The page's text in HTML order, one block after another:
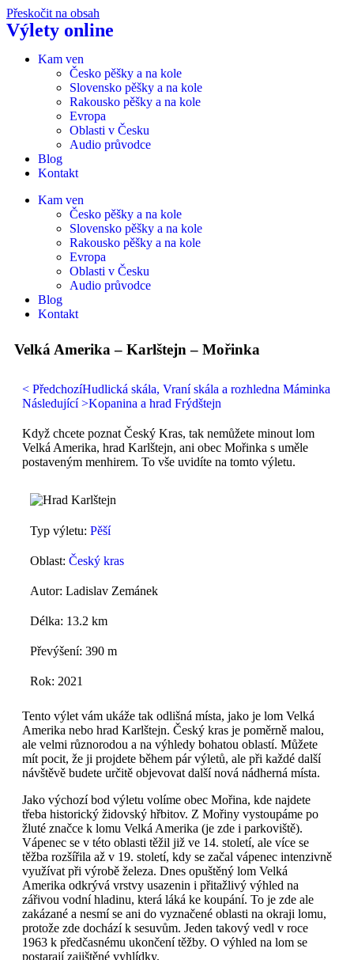
Přeskočit na obsah
Výlety online
Kam ven
Česko pěšky a na kole
Slovensko pěšky a na kole
Rakousko pěšky a na kole
Evropa
Oblasti v Česku
Audio průvodce
Blog
Kontakt
Kam ven
Česko pěšky a na kole
Slovensko pěšky a na kole
Rakousko pěšky a na kole
Evropa
Oblasti v Česku
Audio průvodce
Blog
Kontakt
Velká Amerika – Karlštejn – Mořinka
< PředchozíHudlická skála, Vraní skála a rozhledna Máminka
Následující >Kopanina a hrad Frýdštejn
Když chcete poznat Český Kras, tak nemůžete minout lom
Velká Amerika, hrad Karlštejn, ani obec Mořinka s uměle
postaveným menhirem. To vše uvidíte na tomto výletu.
Typ výletu: Pěší
Oblast: Český kras
Autor: Ladislav Zemánek
Délka: 13.2 km
Převýšení: 390 m
Rok: 2021
Tento výlet vám ukáže tak odlišná místa, jako je lom Velká
Amerika nebo hrad Karlštejn. Český kras je poměrně malou,
ale velmi různorodou a na výhledy bohatou oblastí. Můžete
mít pocit, že ji projdete během pár výletů, ale při každé další
návštěvě budete určitě objevovat další nová nádherná místa.
Jako výchozí bod výletu volíme obec Mořina, kde najdete
třeba historický židovský hřbitov. Z Mořiny vystoupáme po
žluté značce k lomu Velká Amerika (je zde i parkoviště).
Vápenec se v této oblasti těžil již ve 14. století, ale více se
těžba rozšířila až v 19. století, kdy se začal vápenec intenzivně
využívat při výrobě železa. Dnes opuštěný lom Velká
Amerika odkrývá vrstvy usazenin i přitažlivý výhled na
zářivou vodní hladinu, která láká ke koupání. To je zde ale
zakázané a nesmí se ani do vyznačené oblasti na okraji lomu,
protože zde dochází k sesuvům. Jeden takový vedl v roce
1963 k předčasnému ukončení těžby. O výhled na lom se
postarají zajištěné vyhlídky.